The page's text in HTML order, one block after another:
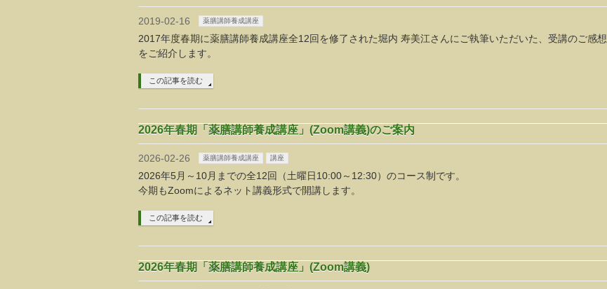
2019-02-16 薬膳講師養成講座
2017年度春期に薬膳講師養成講座全12回を修了された堀内 寿美江さんにご執筆いただいた、受講のご感想
をご紹介します。
この記事を読む
2026年春期「薬膳講師養成講座」(Zoom講義)のご案内
2026-02-26 薬膳講師養成講座 講座
2026年5月～10月までの全12回（土曜日10:00～12:30）のコース制です。
今期もZoomによるネット講義形式で開講します。
この記事を読む
2026年春期「薬膳講師養成講座」(Zoom講義)